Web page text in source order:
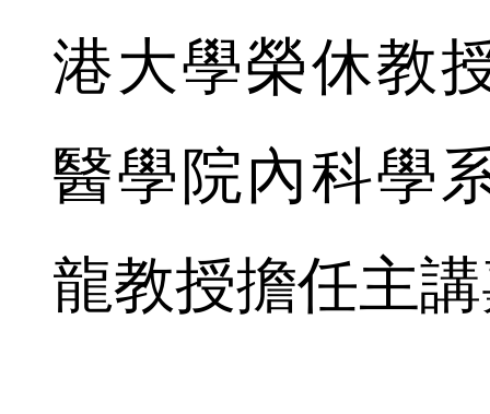
港大學榮休教
醫學院內科學
龍教授擔任主